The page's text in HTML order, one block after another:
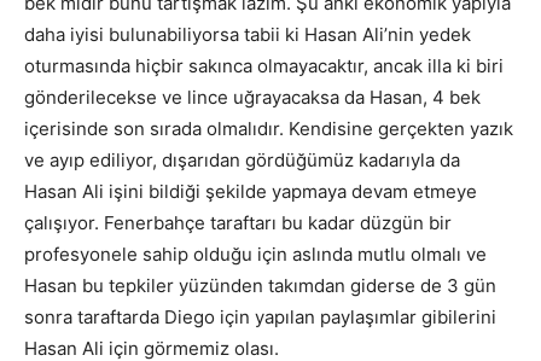
daha iyisi bulunabiliyorsa tabii ki Hasan Ali’nin yedek
oturmasında hiçbir sakınca olmayacaktır, ancak illa ki biri
gönderilecekse ve lince uğrayacaksa da Hasan, 4 bek
içerisinde son sırada olmalıdır. Kendisine gerçekten yazık
ve ayıp ediliyor, dışarıdan gördüğümüz kadarıyla da
Hasan Ali işini bildiği şekilde yapmaya devam etmeye
çalışıyor. Fenerbahçe taraftarı bu kadar düzgün bir
profesyonele sahip olduğu için aslında mutlu olmalı ve
Hasan bu tepkiler yüzünden takımdan giderse de 3 gün
sonra taraftarda Diego için yapılan paylaşımlar gibilerini
Hasan Ali için görmemiz olası.